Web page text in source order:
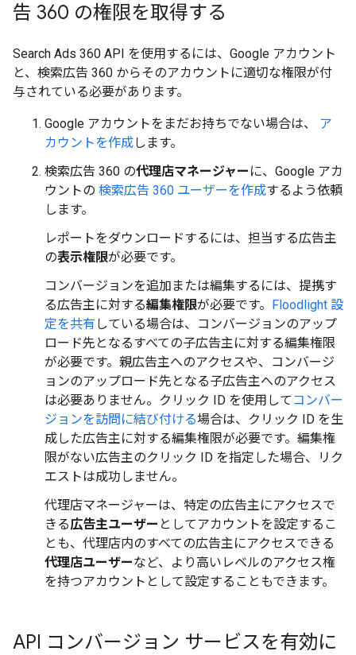
告 360 の権限を取得する
Search Ads 360 API を使用するには、Google アカウント
と、検索広告 360 からそのアカウントに適切な権限が付
与されている必要があります。
Google アカウントをまだお持ちでない場合は、
ア
カウントを作成します。
検索広告 360 の代理店マネージャー に、Google アカ
ウントの 検索広告 360 ユーザーを作成するよう依頼
します。
レポートをダウンロードするには、担当する広告主
の表示権限が必要です。
コンバージョンを追加または編集するには、提携す
る広告主に対する編集権限が必要です。 Floodlight 設
定を共有 している場合は、コンバージョンのアップ
ロード先となるすべての子広告主に対する編集権限
が必要です。親広告主へのアクセスや、コンバージ
ョンのアップロード先となる子広告主へのアクセス
は必要ありません。クリック ID を使用して コンバー
ジョンを訪問に結び付ける場合は、クリック ID を生
成した広告主に対する編集権限が必要です。編集権
限がない広告主のクリック ID を指定した場合、リク
エストは成功しません。
代理店マネージャーは、特定の広告主にアクセスで
きる広告主ユーザー としてアカウントを設定するこ
とも、代理店内のすべての広告主にアクセスできる
代理店ユーザーなど、より高いレベルのアクセス権
を持つアカウントとして設定することもできます。
API コンバージョン サービスを有効に